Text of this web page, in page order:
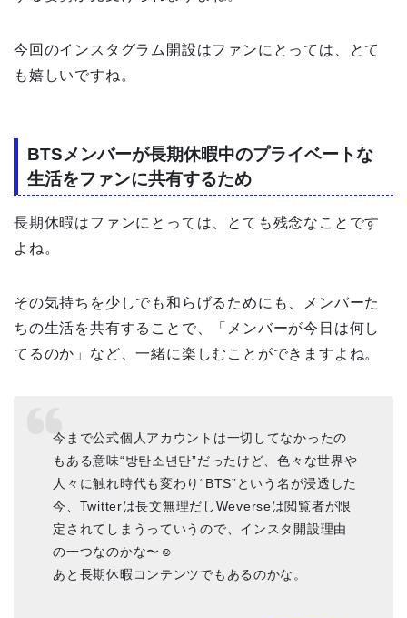
今回のインスタグラム開設はファンにとっては、とて
も嬉しいですね。
BTSメンバーが長期休暇中のプライベートな
生活をファンに共有するため
長期休暇はファンにとっては、とても残念なことです
よね。
その気持ちを少しでも和らげるためにも、メンバーた
ちの生活を共有することで、「メンバーが今日は何し
てるのか」など、一緒に楽しむことができますよね。
今まで公式個人アカウントは一切してなかったの
もある意味“방탄소년단”だったけど、色々な世界や
人々に触れ時代も変わり“BTS”という名が浸透した
今、Twitterは長文無理だしWeverseは閲覧者が限
定されてしまうっていうので、インスタ開設理由
の一つなのかな〜☺️
あと長期休暇コンテンツでもあるのかな。